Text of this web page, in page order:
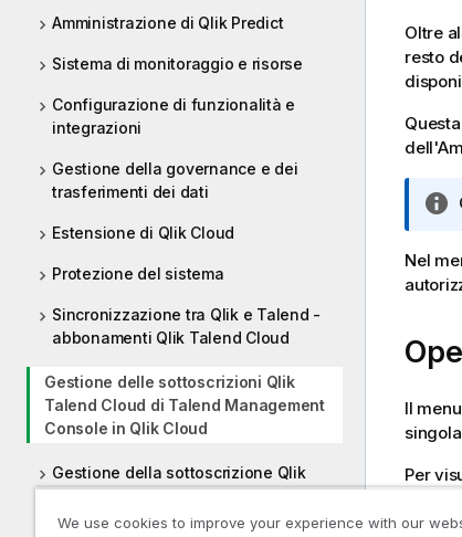
Amministrazione di Qlik Predict
Sistema di monitoraggio e risorse
Configurazione di funzionalità e
integrazioni
Gestione della governance e dei
trasferimenti dei dati
Estensione di Qlik Cloud
Protezione del sistema
Sincronizzazione tra Qlik e Talend -
abbonamenti Qlik Talend Cloud
Gestione delle sottoscrizioni Qlik
Talend Cloud di Talend Management
Console in Qlik Cloud
Gestione della sottoscrizione Qlik
Cloud
Oltre
resto
i
Nel
Il menu
Per
We use cookies to improve your experience with our